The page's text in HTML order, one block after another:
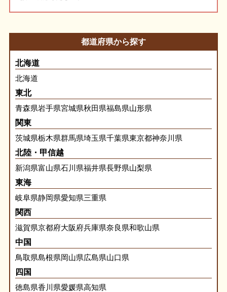
都道府県から探す
北海道
北海道
東北
青森県岩手県宮城県秋田県福島県山形県
関東
茨城県栃木県群馬県埼玉県千葉県東京都神奈川県
北陸・甲信越
新潟県富山県石川県福井県長野県山梨県
東海
岐阜県静岡県愛知県三重県
関西
滋賀県京都府大阪府兵庫県奈良県和歌山県
中国
鳥取県島根県岡山県広島県山口県
四国
徳島県香川県愛媛県高知県